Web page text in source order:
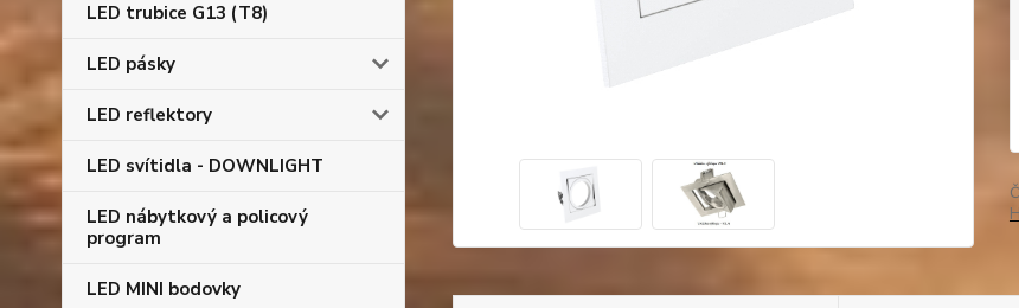
LED trubice G13 (T8)
LED pásky
LED reflektory
LED svítidla - DOWNLIGHT
LED nábytkový a policový
program
LED MINI bodovky